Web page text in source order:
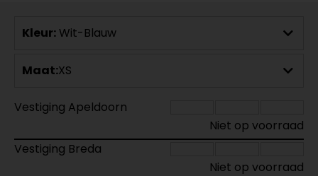
Kleur: Wit-Blauw
Maat:XS
Vestiging Apeldoorn
Niet op voorraad
Vestiging Breda
Niet op voorraad